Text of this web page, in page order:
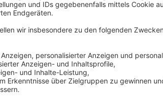
Produktionsstudio zur Verfügung. Eine
unterbreiten Ihnen gerne ein Angebot.
Allgemeine Geschäftsbedingungen -
Anzeige